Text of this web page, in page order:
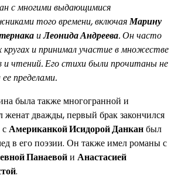
с многими выдающимися
того времени, включаяМарину
иЛеонида Андреева. Он часто
и принимал участие в множестве
и чтений. Его стихи были прочитаны не
пределами.
была также многогранной и
дважды, первый брак закончился
Американкой Исидорой Данканбыл
в его поэзии. Он также имел романы с
Панаевойи Анастасией
.